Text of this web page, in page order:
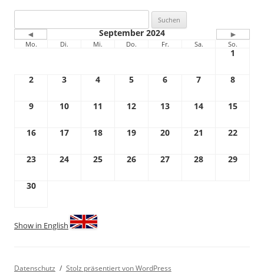
nach:
◄ September 2024 ►
Mo. Di. Mi. Do. Fr. Sa. So.
1
2 3 4 5 6 7 8
9 10 11 12 13 14 15
16 17 18 19 20 21 22
23 24 25 26 27 28 29
30
Show in English
Datenschutz Stolz präsentiert von WordPress